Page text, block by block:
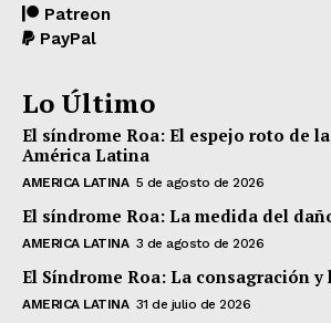
Patreon
PayPal
Lo Último
El síndrome Roa: El espejo roto de
América Latina
AMERICA LATINA 5 de agosto de 2026
El síndrome Roa: La medida del
AMERICA LATINA 3 de agosto de 2026
El Síndrome Roa: La consagración y
AMERICA LATINA 31 de julio de 2026